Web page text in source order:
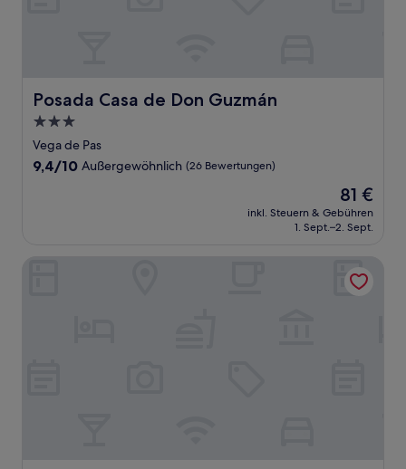
Posada Casa de Don Guzmán
Posada Casa de Don Guzmán
3.0-
Sterne-
Unterkunft
Vega de Pas
9.4
9,4/10 Außergewöhnlich (26 Bewertungen)
Der
Preis
beträgt
81 €
inkl. Steuern & Gebühren
1. Sept.–2. Sept.